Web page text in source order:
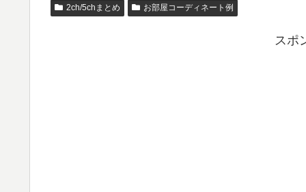
2ch/5chまとめ お部屋コーディネート例
スポ